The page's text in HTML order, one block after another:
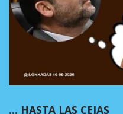
… HASTA LAS CEJAS